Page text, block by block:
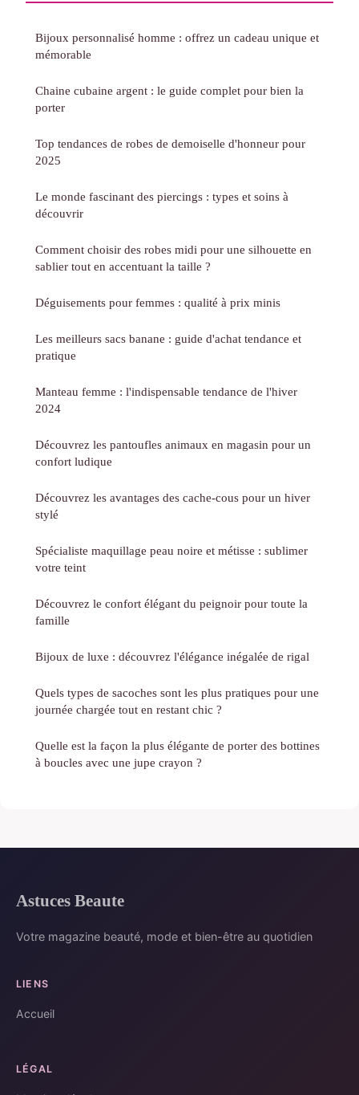
Bijoux personnalisé homme : offrez un cadeau unique et
mémorable
Chaine cubaine argent : le guide complet pour bien la
porter
Top tendances de robes de demoiselle d'honneur pour
2025
Le monde fascinant des piercings : types et soins à
découvrir
Comment choisir des robes midi pour une silhouette en
sablier tout en accentuant la taille ?
Déguisements pour femmes : qualité à prix minis
Les meilleurs sacs banane : guide d'achat tendance et
pratique
Manteau femme : l'indispensable tendance de l'hiver
2024
Découvrez les pantoufles animaux en magasin pour un
confort ludique
Découvrez les avantages des cache-cous pour un hiver
stylé
Spécialiste maquillage peau noire et métisse : sublimer
votre teint
Découvrez le confort élégant du peignoir pour toute la
famille
Bijoux de luxe : découvrez l'élégance inégalée de rigal
Quels types de sacoches sont les plus pratiques pour une
journée chargée tout en restant chic ?
Quelle est la façon la plus élégante de porter des bottines
à boucles avec une jupe crayon ?
Astuces Beaute
Votre magazine beauté, mode et bien-être au quotidien
LIENS
Accueil
LÉGAL